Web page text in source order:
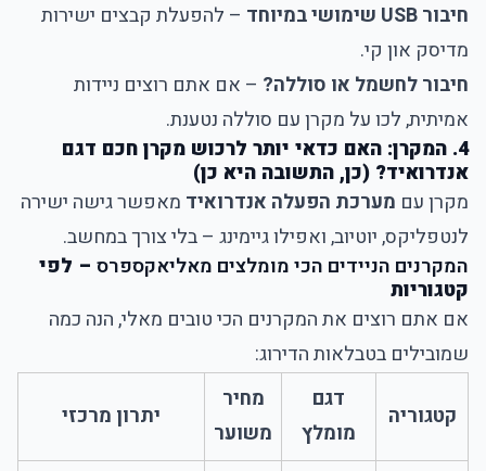
חיבור USB שימושי במיוחד
– להפעלת קבצים ישירות
מדיסק און קי.
חיבור לחשמל או סוללה? – אם אתם רוצים ניידות
אמיתית, לכו על מקרן עם סוללה נטענת.
4. המקרן: האם כדאי יותר לרכוש מקרן חכם דגם
אנדרואיד? (כן, התשובה היא כן)
מקרן עם מערכת הפעלה אנדרואיד מאפשר גישה ישירה
לנטפליקס, יוטיוב, ואפילו גיימינג – בלי צורך במחשב.
המקרנים הניידים הכי מומלצים מאליאקספרס – לפי
קטגוריות
אם אתם רוצים את המקרנים הכי טובים מאלי, הנה כמה
שמובילים בטבלאות הדירוג:
קטגוריה
דגם
מומלץ
מחיר
משוער
יתרון מרכזי